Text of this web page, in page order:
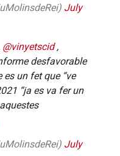
July
@vinyetscid,
desfavorable
un fet que “ve
“ja es va fer un
July